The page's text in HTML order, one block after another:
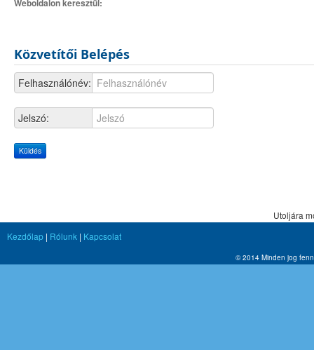
Weboldalon keresztül:
Közvetítői Belépés
Felhasználónév:
Jelszó:
Utoljára
Kezdőlap | Rólunk | Kapcsolat
© 2014 Minden jog